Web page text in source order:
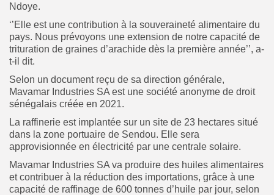
Ndoye.
‘’Elle est une contribution à la souveraineté alimentaire du
pays. Nous prévoyons une extension de notre capacité de
trituration de graines d’arachide dès la première année’’, a-
t-il dit.
Selon un document reçu de sa direction générale,
Mavamar Industries SA est une société anonyme de droit
sénégalais créée en 2021.
La raffinerie est implantée sur un site de 23 hectares situé
dans la zone portuaire de Sendou. Elle sera
approvisionnée en électricité par une centrale solaire.
Mavamar Industries SA va produire des huiles alimentaires
et contribuer à la réduction des importations, grâce à une
capacité de raffinage de 600 tonnes d’huile par jour, selon